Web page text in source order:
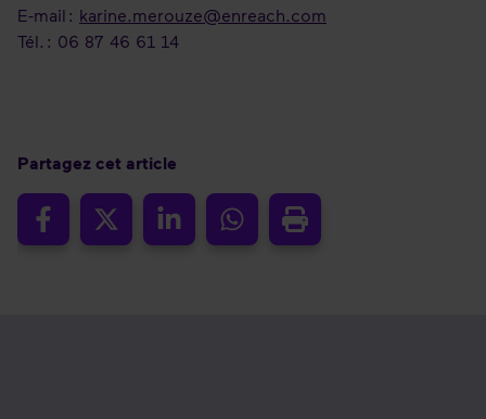
E-mail : karine.merouze@enreach.com
Tél. : 06 87 46 61 14
Partagez cet article